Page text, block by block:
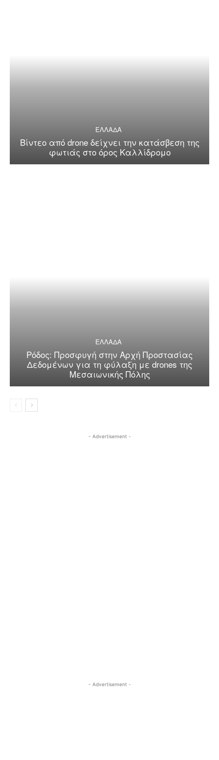
ΕΛΛΑΔΑ
Βίντεο από drone δείχνει την κατάσβεση της
φωτιάς στο όρος Καλλίδρομο
ΕΛΛΑΔΑ
Ρόδος: Προσφυγή στην Αρχή Προστασίας
Δεδομένων για τη φύλαξη με drones της
Μεσαιωνικής Πόλης
- Advertisement -
- Advertisement -